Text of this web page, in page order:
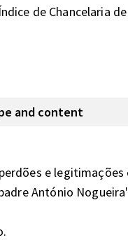
de Chancelaria
and content
e legitimações
António